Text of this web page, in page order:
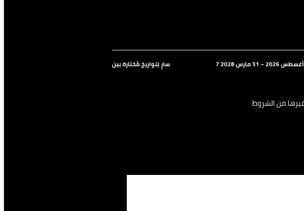
سارٍ لِتواريخ مُختارة بين 7 أغسطس 2026 – 31 مارس 2028